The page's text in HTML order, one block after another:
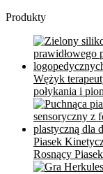
Produkty
Wężyk
połykania i
Piasek
Rosnący